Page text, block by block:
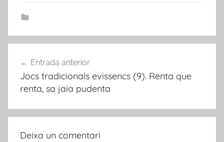
d'entrades
Entrada anterior
Jocs tradicionals evissencs (9). Renta que
renta, sa jaia pudenta
Deixa un comentari